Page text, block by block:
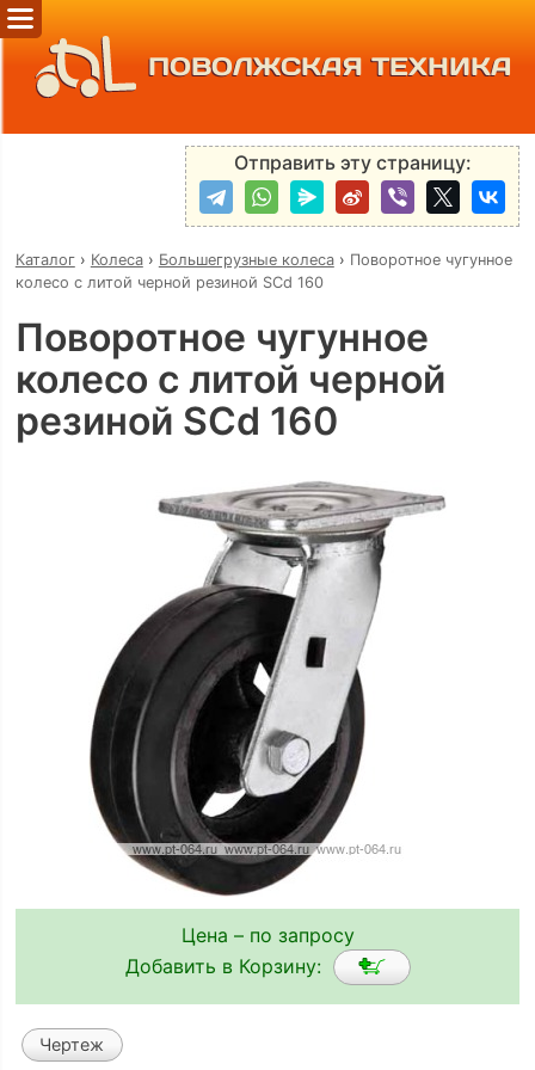
ПОВОЛЖСКАЯ ТЕХНИКА
Отправить эту страницу:
Каталог› Колеса› Большегрузные колеса› Поворотное чугунное
колесо с литой черной резиной SCd 160
Поворотное чугунное
колесо с литой черной
резиной SCd 160
Цена – по запросу
Добавить в Корзину:
Чертеж